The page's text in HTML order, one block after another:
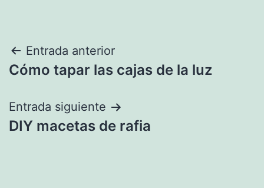
Navegación
de
entradas
Entrada anterior
Cómo tapar las cajas de la luz
Entrada siguiente
DIY macetas de rafia